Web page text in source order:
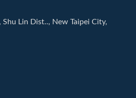
Shu Lin Dist.., New Taipei City,